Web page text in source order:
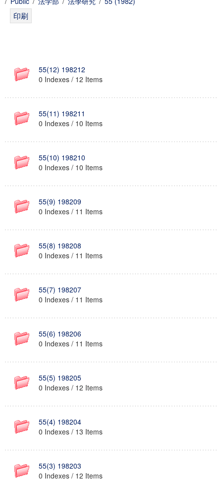
慶應義塾大学グローバルCOEプログラム市民社会ガバナンス
55(12) 198212
0 Indexes / 12 Items
55(11) 198211
0 Indexes / 10 Items
55(10) 198210
0 Indexes / 10 Items
55(9) 198209
0 Indexes / 11 Items
55(8) 198208
0 Indexes / 11 Items
55(7) 198207
0 Indexes / 11 Items
55(6) 198206
0 Indexes / 11 Items
55(5) 198205
0 Indexes / 12 Items
55(4) 198204
0 Indexes / 13 Items
55(3) 198203
0 Indexes / 12 Items